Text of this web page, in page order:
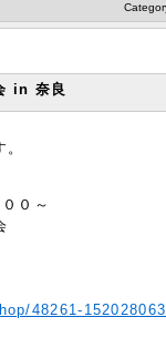
in 奈良
０～
48261-